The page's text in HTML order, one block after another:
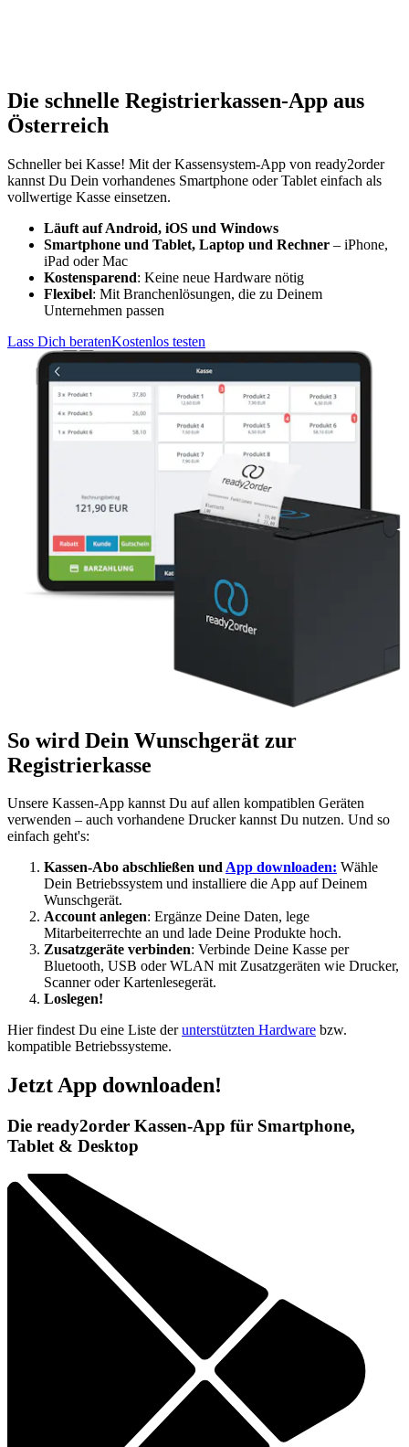
Die schnelle Registrierkassen-App aus
Österreich
Schneller bei Kasse! Mit der Kassensystem-App von ready2order
kannst Du Dein vorhandenes Smartphone oder Tablet einfach als
vollwertige Kasse einsetzen.
Läuft auf Android, iOS und Windows
Smartphone und Tablet, Laptop und Rechner – iPhone,
iPad oder Mac
Kostensparend: Keine neue Hardware nötig
Flexibel: Mit Branchenlösungen, die zu Deinem
Unternehmen passen
Lass Dich beratenKostenlos testen
So wird Dein Wunschgerät zur
Registrierkasse
Unsere Kassen-App kannst Du auf allen kompatiblen Geräten
verwenden – auch vorhandene Drucker kannst Du nutzen. Und so
einfach geht's:
Kassen-Abo abschließen undApp downloaden: Wähle
Dein Betriebssystem und installiere die App auf Deinem
Wunschgerät.
Account anlegen: Ergänze Deine Daten, lege
Mitarbeiterrechte an und lade Deine Produkte hoch.
Zusatzgeräte verbinden: Verbinde Deine Kasse per
Bluetooth, USB oder WLAN mit Zusatzgeräten wie Drucker,
Scanner oder Kartenlesegerät.
Loslegen!
Hier findest Du eine Liste derunterstützten Hardware bzw.
kompatible Betriebssysteme.
Jetzt App downloaden!
Die ready2order Kassen-App für Smartphone,
Tablet & Desktop